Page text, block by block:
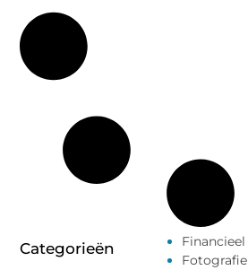
Categorieën
Financieel
Fotografie